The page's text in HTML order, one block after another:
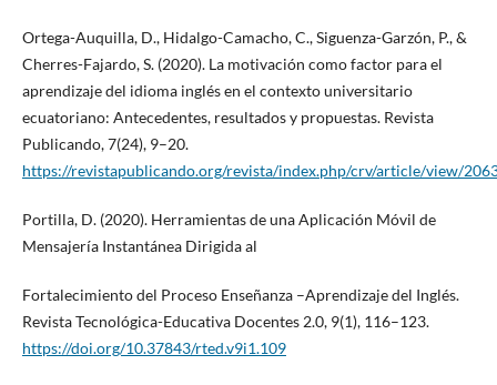
Ortega-Auquilla, D., Hidalgo-Camacho, C., Siguenza-Garzón, P., &
Cherres-Fajardo, S. (2020). La motivación como factor para el
aprendizaje del idioma inglés en el contexto universitario
ecuatoriano: Antecedentes, resultados y propuestas. Revista
Publicando, 7(24), 9–20.
https://revistapublicando.org/revista/index.php/crv/article/view/
Portilla, D. (2020). Herramientas de una Aplicación Móvil de
Mensajería Instantánea Dirigida al
Fortalecimiento del Proceso Enseñanza –Aprendizaje del Inglés.
Revista Tecnológica-Educativa Docentes 2.0, 9(1), 116–123.
https://doi.org/10.37843/rted.v9i1.109